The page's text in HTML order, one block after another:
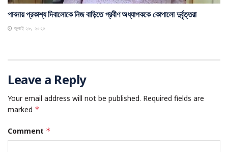
পাবনায় প্রকাশ্য দিবালোকে নিজ বাড়িতে প্রবীণ অধ্যাপককে কোপালো দুর্বৃত্তরা
জুলাই ২৮, ২০২৫
Leave a Reply
Your email address will not be published. Required fields are
marked *
Comment *